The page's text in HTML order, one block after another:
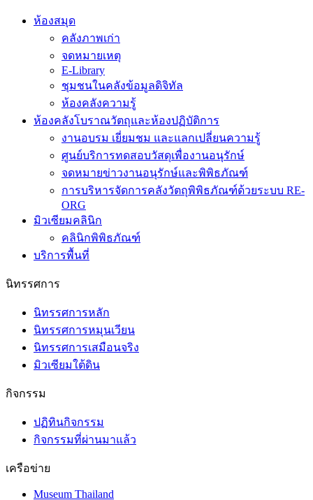
คลังภาพเก่า
จดหมายเหตุ
E-Library
ชุมชนในคลังข้อมูลดิจิทัล
ห้องคลังความรู้
ห้องคลังโบราณวัตถุและห้องปฏิบัติการ
งานอบรม เยี่ยมชม และแลกเปลี่ยนความรู้
ศูนย์บริการทดสอบวัสดุเพื่องานอนุรักษ์
จดหมายข่าวงานอนุรักษ์และพิพิธภัณฑ์
การบริหารจัดการคลังวัตถุพิพิธภัณฑ์ด้วยระบบ RE-
ORG
มิวเซียมคลินิก
คลินิกพิพิธภัณฑ์
บริการพื้นที่
นิทรรศการหมุนเวียน
นิทรรศการเสมือนจริง
มิวเซียมใต้ดิน
กิจกรรมที่ผ่านมาแล้ว
Museum Thailand